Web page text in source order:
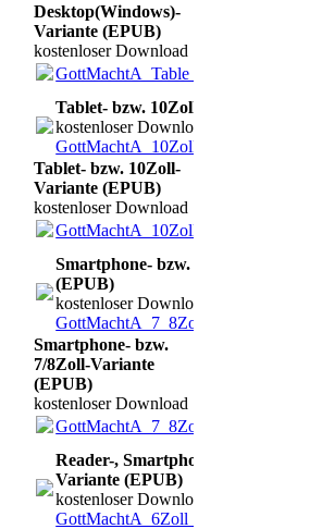
Desktop(Windows)-
Variante (EPUB)
kostenloser Download
GottMachtA_Table_neu.epub
Tablet- bzw. 10Zoll-Variante (EPUB)
kostenloser Download
GottMachtA_10Zoll_neu.epub
Tablet- bzw. 10Zoll-
Variante (EPUB)
kostenloser Download
GottMachtA_10Zoll_neu.epub
Smartphone- bzw. 7/8Zoll-Variante
(EPUB)
kostenloser Download
GottMachtA_7_8Zoll_neu.epub
Smartphone- bzw.
7/8Zoll-Variante
(EPUB)
kostenloser Download
GottMachtA_7_8Zoll_neu.epub
Reader-, Smartphone- bzw. 6Zoll-
Variante (EPUB)
kostenloser Download
GottMachtA_6Zoll_neu.epub